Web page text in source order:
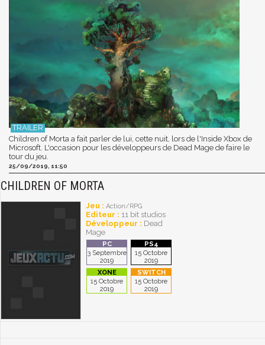
Children of Morta a fait parler de lui, cette nuit, lors de l'Inside Xbox de
Microsoft. L'occasion pour les développeurs de Dead Mage de faire le
tour du jeu.
25/09/2019, 11:50
CHILDREN OF MORTA
Jeu : Action/RPG
Editeur : 11 bit studios
Développeur : Dead
Mage
3 Septembre
2019
15 Octobre
2019
15 Octobre
2019
15 Octobre
2019